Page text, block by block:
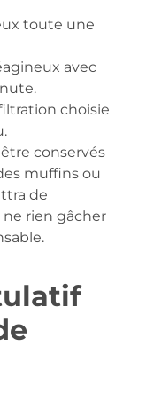
toute une
avec
choisie
conservés
muffins ou
de
rien gâcher